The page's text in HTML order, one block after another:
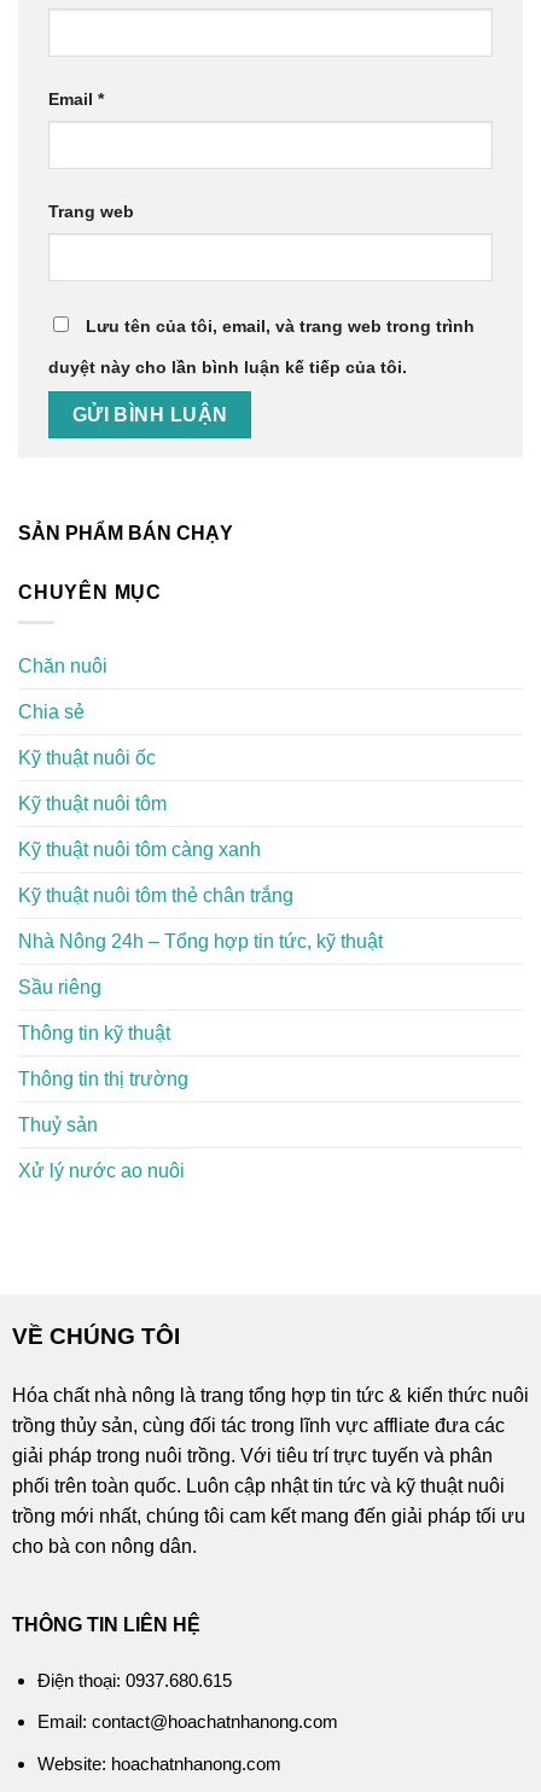
Email *
Trang web
Lưu tên của tôi, email, và trang web trong trình
duyệt này cho lần bình luận kế tiếp của tôi.
SẢN PHẨM BÁN CHẠY
CHUYÊN MỤC
Chăn nuôi
Chia sẻ
Kỹ thuật nuôi ốc
Kỹ thuật nuôi tôm
Kỹ thuật nuôi tôm càng xanh
Kỹ thuật nuôi tôm thẻ chân trắng
Nhà Nông 24h – Tổng hợp tin tức, kỹ thuật
Sầu riêng
Thông tin kỹ thuật
Thông tin thị trường
Thuỷ sản
Xử lý nước ao nuôi
VỀ CHÚNG TÔI
Hóa chất nhà nông là trang tổng hợp tin tức & kiến thức nuôi
trồng thủy sản, cùng đối tác trong lĩnh vực affliate đưa các
giải pháp trong nuôi trồng. Với tiêu trí trực tuyến và phân
phối trên toàn quốc. Luôn cập nhật tin tức và kỹ thuật nuôi
trồng mới nhất, chúng tôi cam kết mang đến giải pháp tối ưu
cho bà con nông dân.
THÔNG TIN LIÊN HỆ
Điện thoại: 0937.680.615
Email: contact@hoachatnhanong.com
Website: hoachatnhanong.com